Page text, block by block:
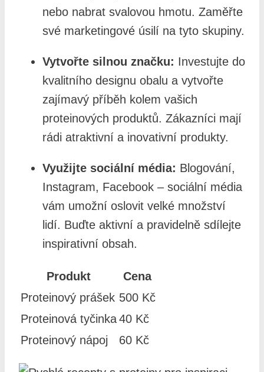
nebo nabrat svalovou hmotu. Zaměřte
své marketingové úsilí na tyto skupiny.
Vytvořte silnou značku: Investujte do
kvalitního designu obalu a vytvořte
zajímavý příběh kolem vašich
proteinových produktů. Zákazníci mají
rádi atraktivní a inovativní produkty.
Využijte sociální média: Blogování,
Instagram, Facebook – sociální média
vám umožní oslovit velké množství
lidí. Buďte aktivní a pravidelně sdílejte
inspirativní obsah.
Produkt
Cena
Proteinový prášek 500 Kč
Proteinová tyčinka40 Kč
Proteinový nápoj
60 Kč